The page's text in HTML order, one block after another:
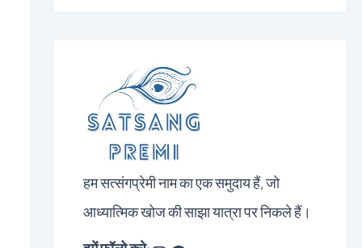
हम सत्संगप्रेमी नाम का एक समुदाय हैं, जो
आध्यात्मिक खोज की साझा यात्रा पर निकले हैं।